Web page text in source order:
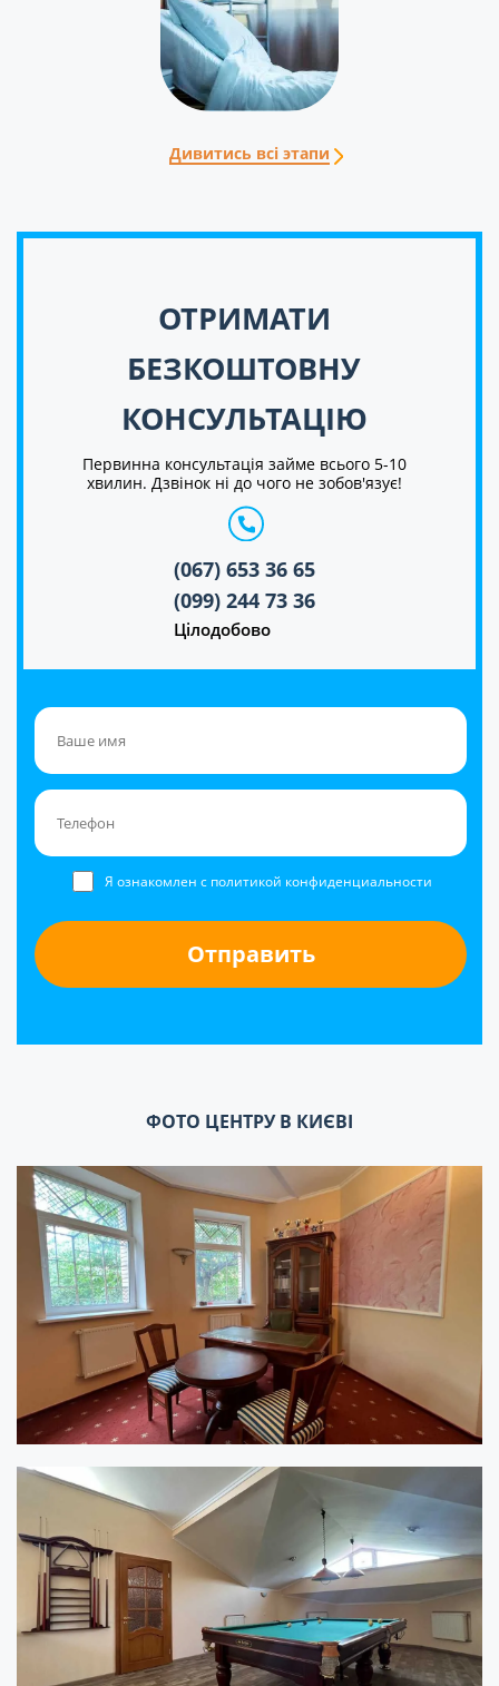
Дивитись всі этапи
ОТРИМАТИ
БЕЗКОШТОВНУ
КОНСУЛЬТАЦІЮ
Первинна консультація займе всього 5-10
хвилин. Дзвінок ні до чого не зобов'язує!
(067) 653 36 65
(099) 244 73 36
Цілодобово
Я ознакомлен с политикой конфиденциальности
ФОТО ЦЕНТРУ В КИЄВІ